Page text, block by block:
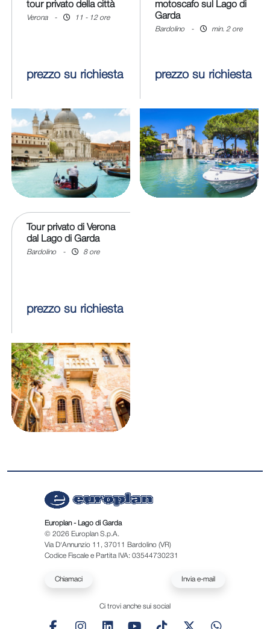
tour privato della città
Verona - 11 - 12 ore
prezzo su richiesta
motoscafo sul Lago di
Garda
Bardolino - min. 2 ore
prezzo su richiesta
Tour privato di Verona
dal Lago di Garda
Bardolino - 8 ore
prezzo su richiesta
Europlan - Lago di Garda
© 2026 Europlan S.p.A.
Via D'Annunzio 11, 37011 Bardolino (VR)
Codice Fiscale e Partita IVA: 03544730231
Chiamaci Invia e-mail
Ci trovi anche sui social